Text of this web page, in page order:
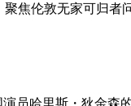
焦伦敦无家可归
员哈里斯・狄金